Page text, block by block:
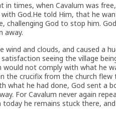
in times, when Cavalum was
God.He told Him, that he
challenging God to stop him.
away.
wind and clouds, and caused a
seeing the village
would not comply with what he
the crucifix from the church
what he had done, God sent a
For Cavalum never again
today he remains stuck there,